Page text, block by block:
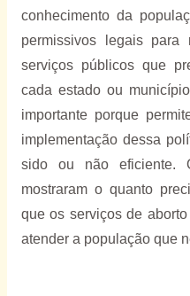
conhecimento da
permissivos legais
serviços públicos que
cada estado ou município
importante porque
implementação dessa
sido ou não eficiente.
mostraram o quanto
que os serviços de
atender a população que